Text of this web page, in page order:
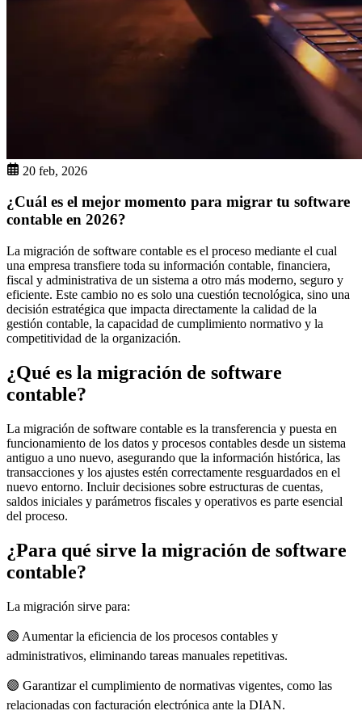
20 feb, 2026
¿Cuál es el mejor momento para migrar tu software
contable en 2026?
La migración de software contable es el proceso mediante el cual
una empresa transfiere toda su información contable, financiera,
fiscal y administrativa de un sistema a otro más moderno, seguro y
eficiente. Este cambio no es solo una cuestión tecnológica, sino una
decisión estratégica que impacta directamente la calidad de la
gestión contable, la capacidad de cumplimiento normativo y la
competitividad de la organización.
¿Qué es la migración de software
contable?
La migración de software contable es la transferencia y puesta en
funcionamiento de los datos y procesos contables desde un sistema
antiguo a uno nuevo, asegurando que la información histórica, las
transacciones y los ajustes estén correctamente resguardados en el
nuevo entorno. Incluir decisiones sobre estructuras de cuentas,
saldos iniciales y parámetros fiscales y operativos es parte esencial
del proceso.
¿Para qué sirve la migración de software
contable?
La migración sirve para:
🟣 Aumentar la eficiencia de los procesos contables y
administrativos, eliminando tareas manuales repetitivas.
🟣 Garantizar el cumplimiento de normativas vigentes, como las
relacionadas con facturación electrónica ante la DIAN.